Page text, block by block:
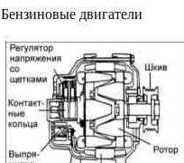
Бензиновые двигатели